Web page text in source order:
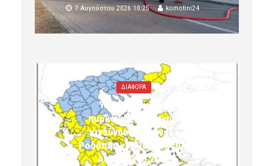
7 Αυγούστου 2026 10:25 komotini24
ΔΙΑΦΟΡΑ
Υψηλός κίνδυνος
πυρκαγιάς (κατηγορία
κινδύνου 3) στην Π.Ε.
Ροδόπης για Παρασκευή 7
Αυγούστου 2026»